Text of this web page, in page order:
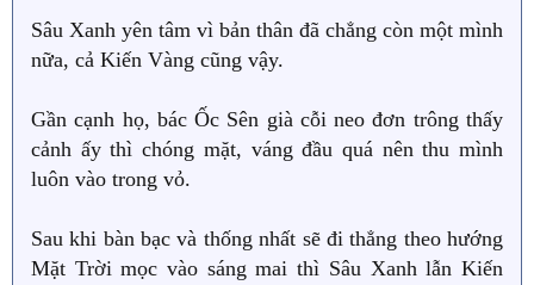
Sâu Xanh yên tâm vì bản thân đã chẳng còn một mình
nữa, cả Kiến Vàng cũng vậy.
Gần cạnh họ, bác Ốc Sên già cỗi neo đơn trông thấy
cảnh ấy thì chóng mặt, váng đầu quá nên thu mình
luôn vào trong vỏ.
Sau khi bàn bạc và thống nhất sẽ đi thẳng theo hướng
Mặt Trời mọc vào sáng mai thì Sâu Xanh lẫn Kiến